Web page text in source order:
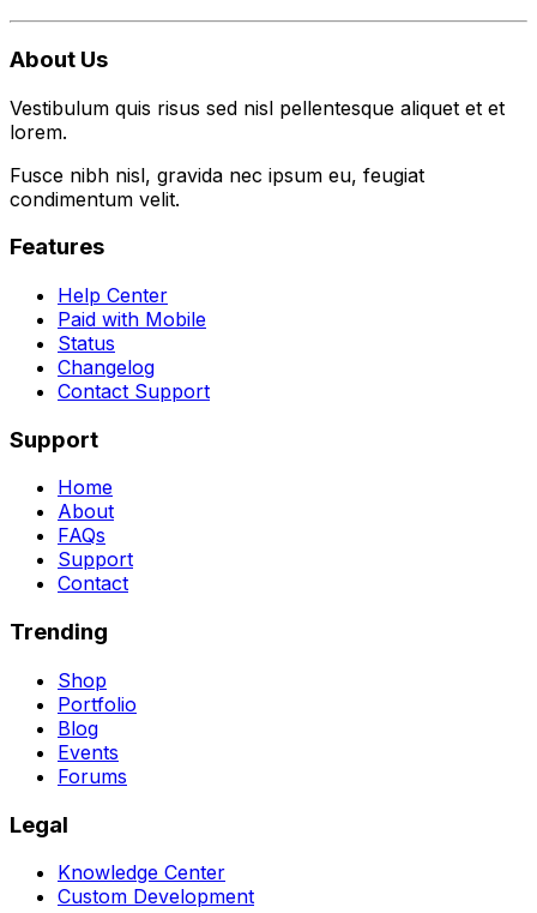
About Us
Vestibulum quis risus sed nisl pellentesque aliquet et et
lorem.
Fusce nibh nisl, gravida nec ipsum eu, feugiat
condimentum velit.
Features
Help Center
Paid with Mobile
Status
Changelog
Contact Support
Support
Home
About
FAQs
Support
Contact
Trending
Shop
Portfolio
Blog
Events
Forums
Legal
Knowledge Center
Custom Development